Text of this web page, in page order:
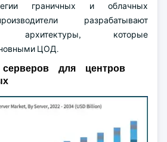
граничных и облачных
разрабатывают
архитектуры, которые
ЦОД.
для центров